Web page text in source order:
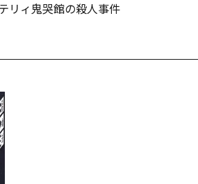
リィ鬼哭館の殺人事件